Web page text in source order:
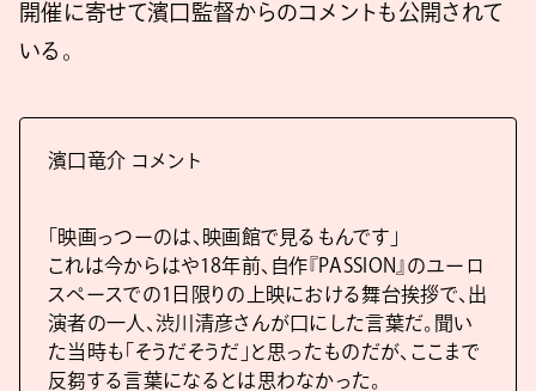
開催に寄せて濱口監督からのコメントも公開されて
いる。
濱口竜介 コメント
「映画っつーのは、映画館で見るもんです」
これは今からはや18年前、自作『PASSION』のユーロ
スペースでの1日限りの上映における舞台挨拶で、出
演者の一人、渋川清彦さんが口にした言葉だ。聞い
た当時も「そうだそうだ」と思ったものだが、ここまで
反芻する言葉になるとは思わなかった。